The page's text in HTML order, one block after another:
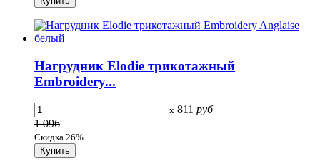
Нагрудник Elodie трикотажный
Embroidery...
x 811 руб
1 096
Скидка 26%